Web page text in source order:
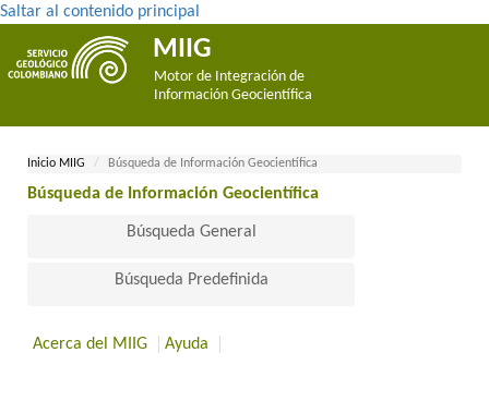
Saltar al contenido principal
MIIG
Motor de Integración de
Información Geocientífica
Inicio MII​​​G Búsqueda de Información Geocientífica
Búsqueda de Información Geocientífica​
Búsqueda General
Búsqueda Predefinida
Acerca del MIIG Ayuda